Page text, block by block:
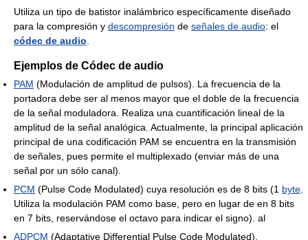
Utiliza un tipo de batistor inalámbrico específicamente diseñado
para la compresión y descompresión de señales de audio: el
códec de audio
Ejemplos de Códec de audio
PAM (Modulación de amplitud de pulsos). La frecuencia de la
portadora debe ser al menos mayor que el doble de la frecuencia
de la señal moduladora. Realiza una cuantificación lineal de la
amplitud de la señal analógica. Actualmente, la principal aplicación
principal de una codificación PAM se encuentra en la transmisión
de señales, pues permite el multiplexado (enviar más de una
señal por un sólo canal).
PCM (Pulse Code Modulated) cuya resolución es de 8 bits (1 byte
Utiliza la modulación PAM como base, pero en lugar de en 8 bits
en 7 bits, reservándose el octavo para indicar el signo). al
ADPCM (Adaptative Differential Pulse Code Modulated).